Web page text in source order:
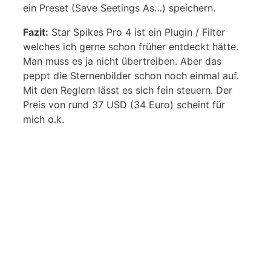
ein Preset (Save Seetings As…) speichern.
Fazit: Star Spikes Pro 4 ist ein Plugin / Filter
welches ich gerne schon früher entdeckt hätte.
Man muss es ja nicht übertreiben. Aber das
peppt die Sternenbilder schon noch einmal auf.
Mit den Reglern lässt es sich fein steuern. Der
Preis von rund 37 USD (34 Euro) scheint für
mich o.k.